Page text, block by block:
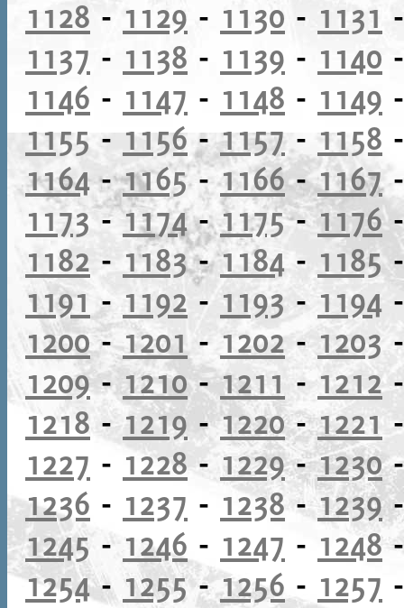
1128 - 1129 - 1130 - 1131
1137 - 1138 - 1139 - 1140
1146 - 1147 - 1148 - 1149
1155 - 1156 -1157- 1158
1164-1165-1166-1167
1173-1174-1175-1176
1182 - 1183-1184 - 1185
1191 -1192 - 1193 - 1194
1200-1201 - 1202- 1203
1209-1210-1211 -1212
1218 -1219 -1220-1221
1227 - 1228-1229-1230
1236 - 1237 - 1238-1239
1245- 1246 - 1247 - 1248
1254- 1255-1256 - 1257